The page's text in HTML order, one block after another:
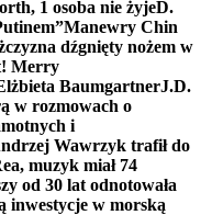
1 osoba nie żyjeD.
Manewry Chin
dźgnięty nożem w
Merry
BaumgartnerJ.D.
w rozmowach o
i
Wawrzyk trafił do
muzyk miał 74
od 30 lat odnotowała
inwestycje w morską